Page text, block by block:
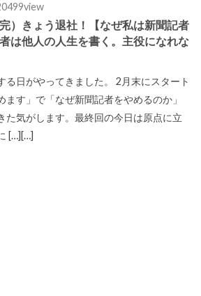
）きょう退社！【なぜ私は新聞記者
は他人の人生を書く。主役になれな
る日がやってきました。 2月末にスタート
ます」で「なぜ新聞記者をやめるのか」
た気がします。最終回の今日は原点に立
[…][…]